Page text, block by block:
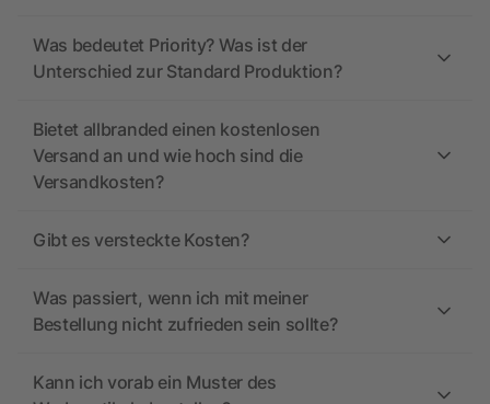
Was bedeutet Priority? Was ist der
Unterschied zur Standard Produktion?
Bietet allbranded einen kostenlosen
Versand an und wie hoch sind die
Versandkosten?
Gibt es versteckte Kosten?
Was passiert, wenn ich mit meiner
Bestellung nicht zufrieden sein sollte?
Kann ich vorab ein Muster des